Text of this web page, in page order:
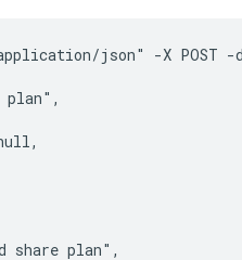
json" -X POST -
share plan",